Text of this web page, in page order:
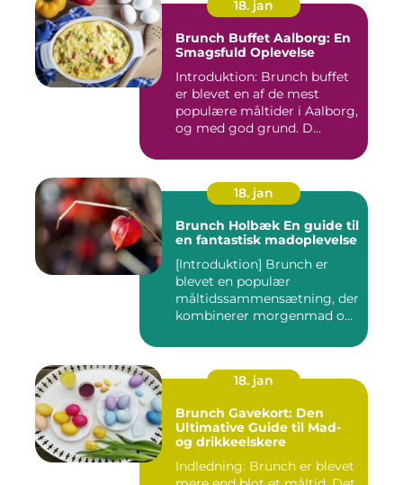
18. jan
Brunch Buffet Aalborg: En
Smagsfuld Oplevelse
Introduktion: Brunch buffet
er blevet en af de mest
populære måltider i Aalborg,
og med god grund. D...
18. jan
Brunch Holbæk En guide til
en fantastisk madoplevelse
[Introduktion] Brunch er
blevet en populær
måltidssammensætning, der
kombinerer morgenmad og
18. jan
Brunch Gavekort: Den
Ultimative Guide til Mad-
og drikkeelskere
Indledning: Brunch er blevet